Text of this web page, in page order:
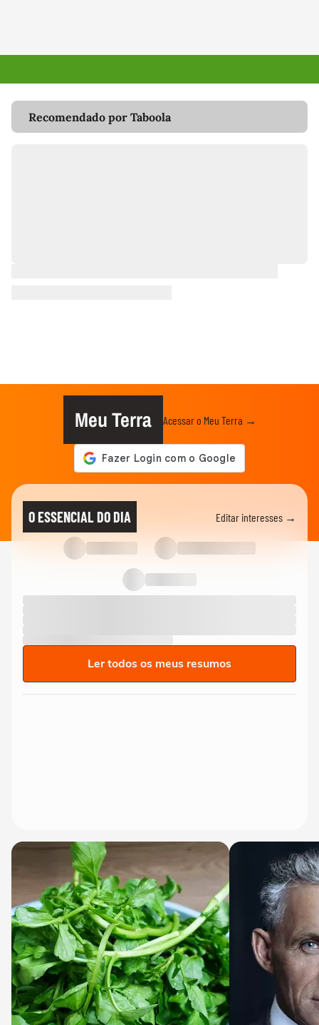
Recomendado por Taboola
Meu Terra Acessar o Meu Terra →
O ESSENCIAL DO DIA Editar interesses →
Ler todos os meus resumos